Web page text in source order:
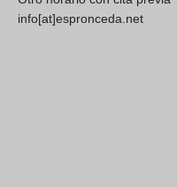
info[at]espronceda.net